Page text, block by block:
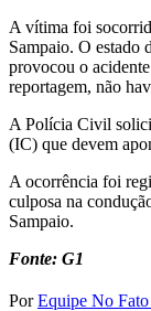
A vítima foi
Sampaio. O estado
provocou o
reportagem, não
A Polícia Civil
(IC) que devem
A ocorrência foi
culposa na
Sampaio.
Fonte: G1
Por Equipe No